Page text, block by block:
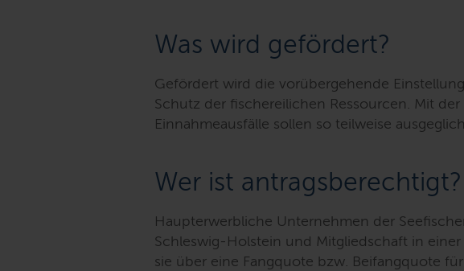
Was wird gefördert?
Gefördert wird die vorübergehende
Schutz der fischereilichen Ressourcen. Mit
Einnahmeausfälle sollen so teilweise
Wer ist antragsberechtigt?
Haupterwerbliche Unternehmen der
Schleswig-Holstein und Mitgliedschaft in einer
sie über eine Fangquote bzw. Beifangquote